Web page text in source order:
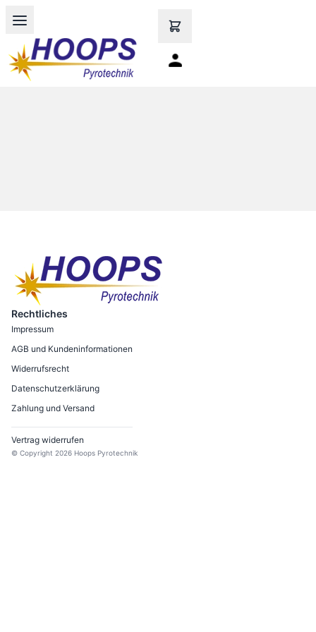
Open main menu
Rechtliches
Impressum
AGB und Kundeninformationen
Widerrufsrecht
Datenschutzerklärung
Zahlung und Versand
Vertrag widerrufen
© Copyright 2026 Hoops Pyrotechnik